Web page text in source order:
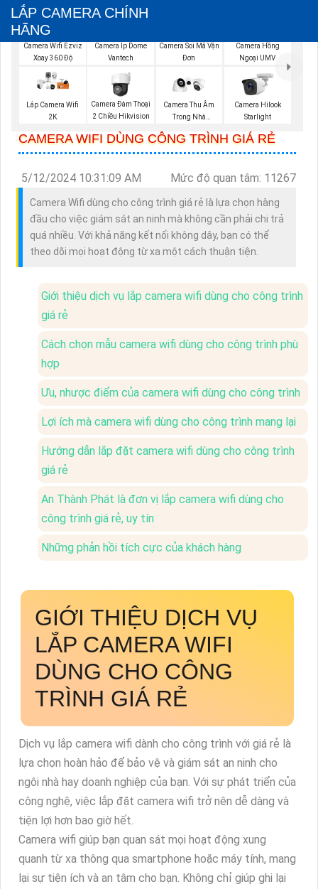
LẮP CAMERA CHÍNH
HÃNG
Camera Wifi Ezviz
Xoay 360 Độ
Camera Ip Dome
Vantech
Camera Soi Mã Vận
Đơn
Camera Hồng
Ngoại UMV
Lắp Camera Wifi
2K
Camera Đàm Thoại
2 Chiều Hikvision
Camera Thu Âm
Trong Nhà
Camera Hilook
Starlight
CAMERA WIFI DÙNG CÔNG TRÌNH GIÁ RẺ
5/12/2024 10:31:09 AM Mức độ quan tâm: 11267
Camera Wifi dùng cho công trình giá rẻ là lựa chọn hàng
đầu cho việc giám sát an ninh mà không cần phải chi trả
quá nhiều. Với khả năng kết nối không dây, bạn có thể
theo dõi mọi hoạt động từ xa một cách thuận tiện.
Giới thiệu dịch vụ lắp camera wifi dùng cho công trình
giá rẻ
Cách chọn mẫu camera wifi dùng cho công trình phù
hợp
Ưu, nhược điểm của camera wifi dùng cho công trình
Lợi ích mà camera wifi dùng cho công trình mang lại
Hướng dẫn lắp đặt camera wifi dùng cho công trình
giá rẻ
An Thành Phát là đơn vị lắp camera wifi dùng cho
công trình giá rẻ, uy tín
Những phản hồi tích cực của khách hàng
GIỚI THIỆU DỊCH VỤ
LẮP CAMERA WIFI
DÙNG CHO CÔNG
TRÌNH GIÁ RẺ
Dịch vụ lắp camera wifi dành cho công trình với giá rẻ là
lựa chọn hoàn hảo để bảo vệ và giám sát an ninh cho
ngôi nhà hay doanh nghiệp của bạn. Với sự phát triển của
công nghệ, việc lắp đặt camera wifi trở nên dễ dàng và
tiện lợi hơn bao giờ hết.
Camera wifi giúp bạn quan sát mọi hoạt động xung
quanh từ xa thông qua smartphone hoặc máy tính, mang
lại sự tiện ích và an tâm cho bạn. Không chỉ giúp ghi lại